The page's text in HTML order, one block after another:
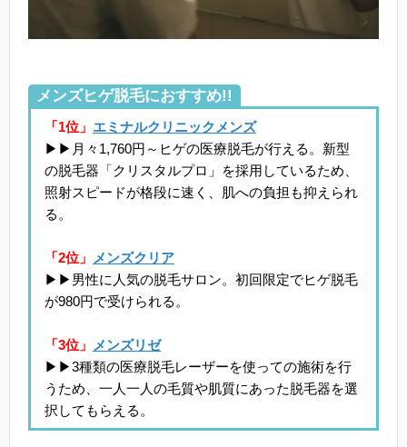
メンズヒゲ脱毛におすすめ!!
「1位」 エミナルクリニックメンズ
▶▶月々1,760円～ヒゲの医療脱毛が行える。新型
の脱毛器「クリスタルプロ」を採用しているため、
照射スピードが格段に速く、肌への負担も抑えられ
る。
「2位」
メンズクリア
▶▶男性に人気の脱毛サロン。初回限定でヒゲ脱毛
が980円で受けられる。
「3位」
メンズリゼ
▶▶3種類の医療脱毛レーザーを使っての施術を行
うため、一人一人の毛質や肌質にあった脱毛器を選
択してもらえる。